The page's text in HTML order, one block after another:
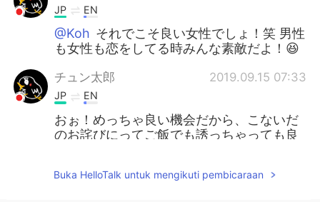
JP EN
@Koh それでこそ良い女性でしょ！笑 男性
も女性も恋をしてる時みんな素敵だよ！😆
チュン太郎 2019.09.15 07:33
JP EN
おぉ！めっちゃ良い機会だから、こないだ
のお詫びにってご飯でも誘っちゃっても良
harchan 2019.09.15 07:20
Buka HelloTalk untuk mengikuti pembicaraan